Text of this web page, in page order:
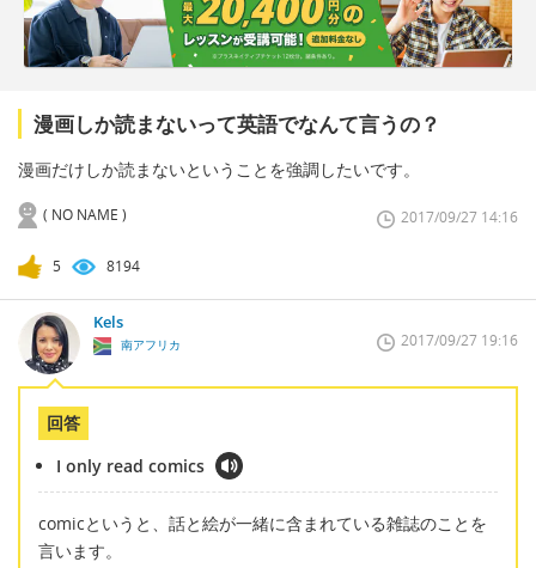
漫画しか読まないって英語でなんて言うの？
漫画だけしか読まないということを強調したいです。
( NO NAME ) 2017/09/27 14:16
5 8194
Kels
南アフリカ 2017/09/27 19:16
回答
I only read comics
comicというと、話と絵が一緒に含まれている雑誌のことを
言います。